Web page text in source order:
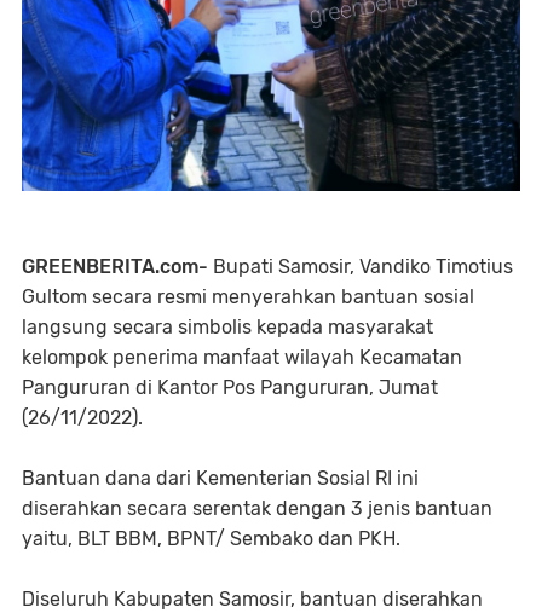
GREENBERITA.com- Bupati Samosir, Vandiko Timotius
Gultom secara resmi menyerahkan bantuan sosial
langsung secara simbolis kepada masyarakat
kelompok penerima manfaat wilayah Kecamatan
Pangururan di Kantor Pos Pangururan, Jumat
(26/11/2022).
Bantuan dana dari Kementerian Sosial RI ini
diserahkan secara serentak dengan 3 jenis bantuan
yaitu, BLT BBM, BPNT/ Sembako dan PKH.
Diseluruh Kabupaten Samosir, bantuan diserahkan